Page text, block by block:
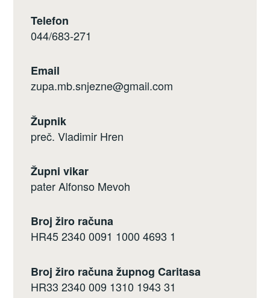
Telefon
044/683-271
Email
zupa.mb.snjezne@gmail.com
Župnik
preč. Vladimir Hren
Župni vikar
pater Alfonso Mevoh
Broj žiro računa
HR45 2340 0091 1000 4693 1
Broj žiro računa župnog Caritasa
HR33 2340 009 1310 1943 31